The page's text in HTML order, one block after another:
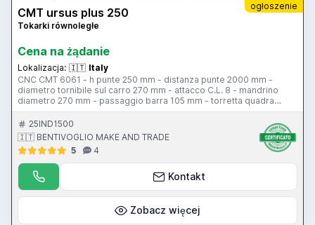
ogłoszenie
CMT ursus plus 250
Tokarki równoległe
Cena na żądanie
Lokalizacja: 🇮🇹 Italy
CNC CMT 6061 - h punte 250 mm - distanza punte 2000 mm -
diametro tornibile sul carro 270 mm - attacco C.L. 8 - mandrino
diametro 270 mm - passaggio barra 105 mm - torretta quadra
manuale - rapido longitudinale - rapido trasversale - larghezza
bancale 330 mm - contropunta - attacco contropunta c.m. 5
25IND1500
🇮🇹 BENTIVOGLIO MAKE AND TRADE
5
4
Kontakt
Zobacz więcej